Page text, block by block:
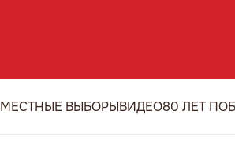
МЕСТНЫЕ ВЫБОРЫВИДЕО80 ЛЕТ